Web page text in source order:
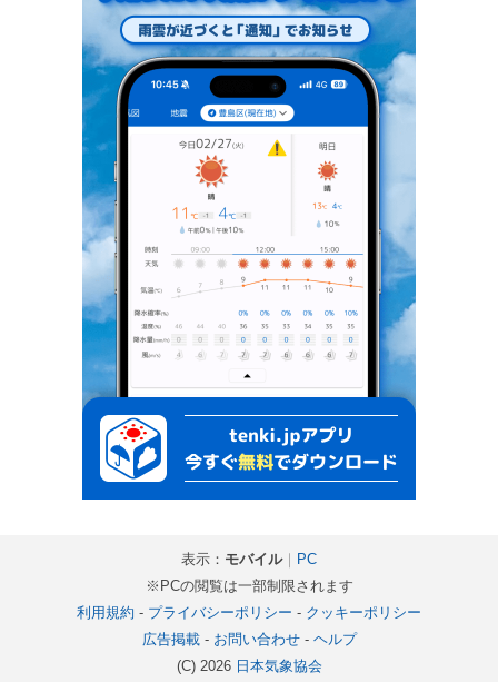
表示： モバイル｜
PC
※PCの閲覧は一部制限されます
利用規約 - プライバシーポリシー - クッキーポリシー
広告掲載- お問い合わせ- ヘルプ
(C) 2026 日本気象協会